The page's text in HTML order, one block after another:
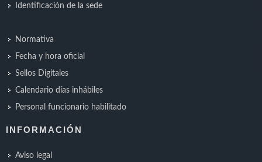
Identificación de la sede
Normativa
Fecha y hora oficial
Sellos Digitales
Calendario días inhábiles
Personal funcionario habilitado
INFORMACIÓN
Aviso legal